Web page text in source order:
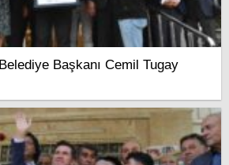
Başkanı Cemil Tugay